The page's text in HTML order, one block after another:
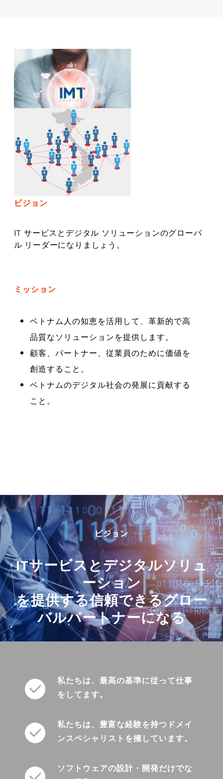
ビジョン
IT サービスとデジタル ソリューションのグローバ
ル リーダーになりましょう。
ミッション
ベトナム人の知恵を活用して、革新的で高
品質なソリューションを提供します。
顧客、パートナー、従業員のために価値を
創造すること。
ベトナムのデジタル社会の発展に貢献する
こと。
ビジョン
ITサービスとデジタルソリュ
ーション
を提供する信頼できるグロー
バルパートナーになる
私たちは、最高の基準に従って仕事
をしてます。
私たちは、豊富な経験を持つドメイ
ンスペシャリストを擁しています。
ソフトウェアの設計・開発だけでな